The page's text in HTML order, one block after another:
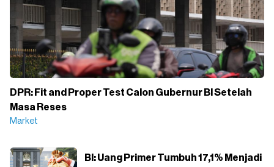
DPR: Fit and Proper Test Calon Gubernur BI Setelah
Masa Reses
Market
BI: Uang Primer Tumbuh 17,1% Menjadi